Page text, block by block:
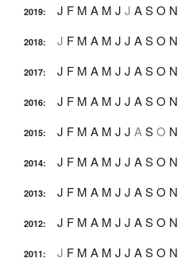
2019: J F M A M J J ASO N
2018: J F M A M J J ASO N
2017: J F M A M J J ASO N
2016: J F M A M J J ASO N
2015: J F M A M J J ASO N
2014: J F M A M J J ASO N
2013: J F M A M J J ASO N
2012: J F M A M J J ASO N
2011: J F M A M J J ASO N